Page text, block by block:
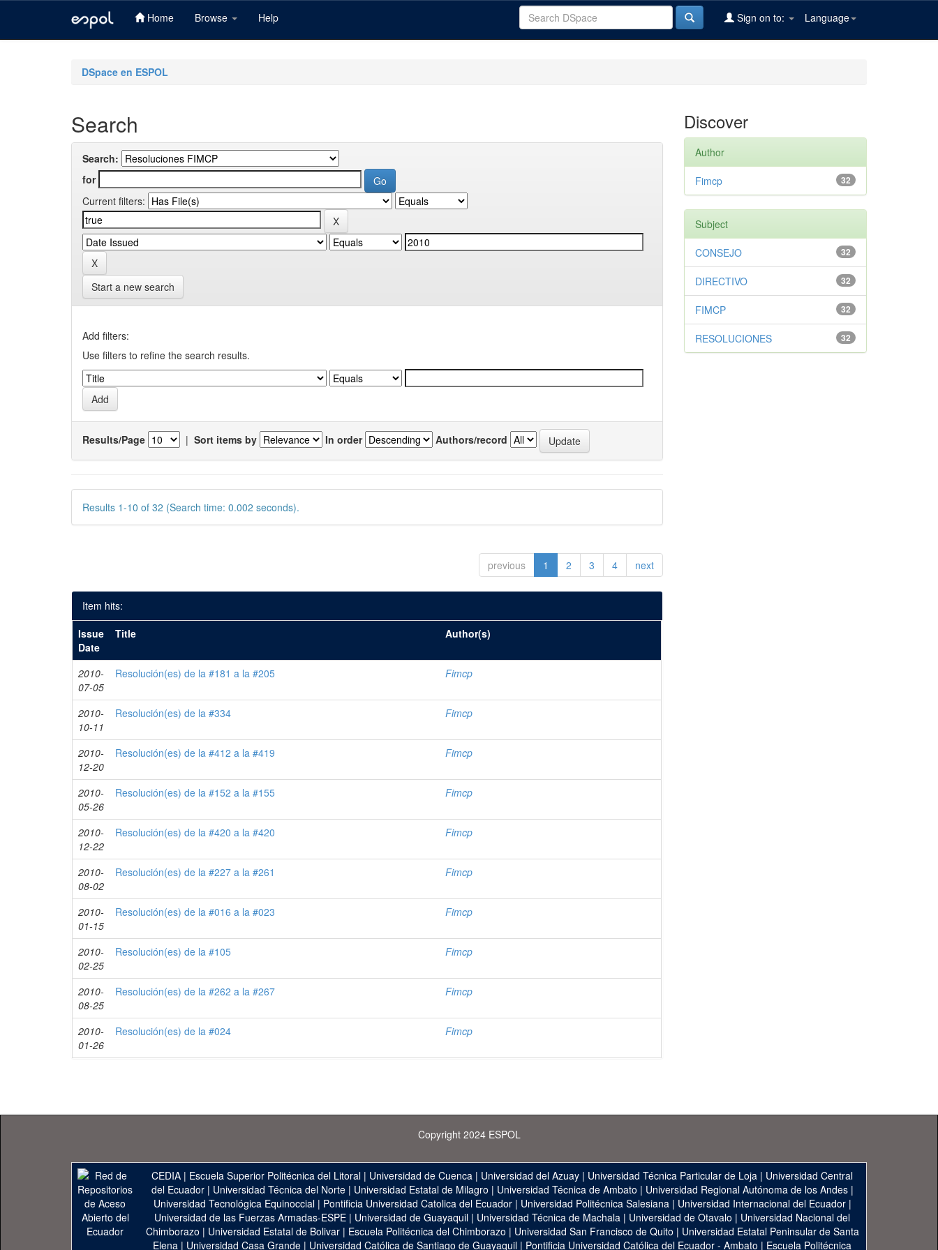
Home Browse Help Language
Sign on to:
DSpace en ESPOL
Search
Search:
for
Current filters:
Start a new search
Add filters:
Use filters to refine the search results.
Results/Page | Sort items by In order Authors/record
Results 1-10 of 32 (Search time: 0.002 seconds).
previous 1 2 3 4 next
Item hits:
Issue
Date
Title Author(s)
2010-
07-05
Resolución(es) de la #181 a la #205 Fimcp
2010-
10-11
Resolución(es) de la #334 Fimcp
2010-
12-20
Resolución(es) de la #412 a la #419 Fimcp
2010-
05-26
Resolución(es) de la #152 a la #155 Fimcp
2010-
12-22
Resolución(es) de la #420 a la #420 Fimcp
2010-
08-02
Resolución(es) de la #227 a la #261 Fimcp
2010-
01-15
Resolución(es) de la #016 a la #023 Fimcp
2010-
02-25
Resolución(es) de la #105 Fimcp
2010-
08-25
Resolución(es) de la #262 a la #267 Fimcp
2010-
01-26
Resolución(es) de la #024 Fimcp
Discover
Author
32
Fimcp
Subject
32
CONSEJO
32
DIRECTIVO
32
FIMCP
32
RESOLUCIONES
Copyright 2024 ESPOL
CEDIA | Escuela Superior Politécnica del Litoral | Universidad de Cuenca | Universidad del Azuay | Universidad Técnica Particular de Loja | Universidad Central
del Ecuador| Universidad Técnica del Norte| Universidad Estatal de Milagro | Universidad Técnica de Ambato | Universidad Regional Autónoma de los Andes|
Universidad Tecnológica Equinoccial| Pontificia Universidad Catolica del Ecuador| Universidad Politécnica Salesiana| Universidad Internacional del Ecuador|
Universidad de las Fuerzas Armadas-ESPE | Universidad de Guayaquil | Universidad Técnica de Machala | Universidad de Otavalo | Universidad Nacional del
Chimborazo | Universidad Estatal de Bolivar| Escuela Politécnica del Chimborazo | Universidad San Francisco de Quito | Universidad Estatal Peninsular de Santa
Elena | Universidad Casa Grande | Universidad Católica de Santiago de Guayaquil | Pontificia Universidad Católica del Ecuador - Ambato | Escuela Politécnica